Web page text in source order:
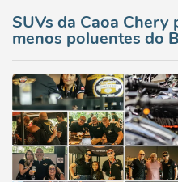
SUVs da Caoa Chery
menos poluentes do